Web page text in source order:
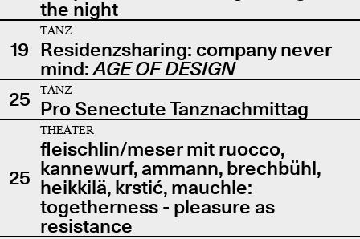
the night
19
TANZ
Residenzsharing: company never
mind:AGE OF DESIGN
25
TANZ
Pro Senectute Tanznachmittag
25
THEATER
fleischlin/meser mit ruocco,
kannewurf, ammann, brechbühl,
heikkilä, krstić, mauchle:
togetherness - pleasure as
resistance